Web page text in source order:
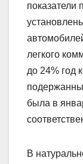
показатели
легкого
до 24% год
была в
В